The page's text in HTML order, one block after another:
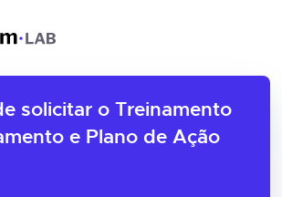
solicitar o Treinamento
e Plano de Ação